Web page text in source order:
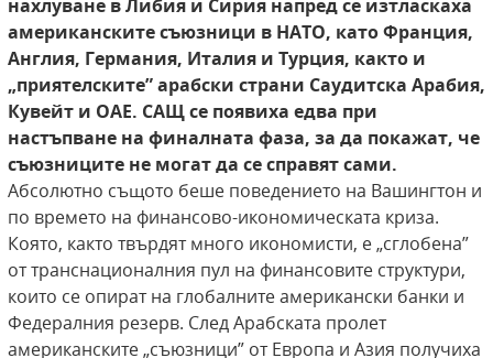
нахлуване вЛибия и Сирия напред се изтласкаха
американскитесъюзници в НАТО, като Франция,
Англия, Германия, Италия и Турция, както и
„приятелските” арабски страни Саудитска Арабия,
Кувейт и ОАЕ. САЩ се появиха едва при
настъпване на финалната фаза, за да покажат, че
съюзниците не могат да се справятсами.
Абсолютно същото беше поведението на Вашингтон и
по времето на финансово-икономическата криза.
Която, както твърдят много икономисти, е „сглобена”
от транснационалния пул на финансовите структури,
които се опират на глобалните американски банки и
Федералния резерв. След Арабската пролет
американските „съюзници” от Европа и Азия получиха